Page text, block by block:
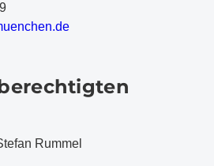
enchen.de
Rummel